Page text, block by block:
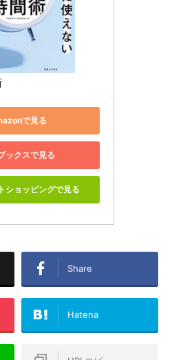
で見る
ックスで見る
ショッピングで見る
Share
Hatena